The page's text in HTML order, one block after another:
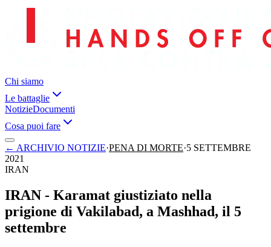
Chi siamo
Le battaglie
NotizieDocumenti
Cosa puoi fare
← ARCHIVIO NOTIZIE·PENA DI MORTE·5 SETTEMBRE
2021
IRAN
IRAN - Karamat giustiziato nella
prigione di Vakilabad, a Mashhad, il 5
settembre